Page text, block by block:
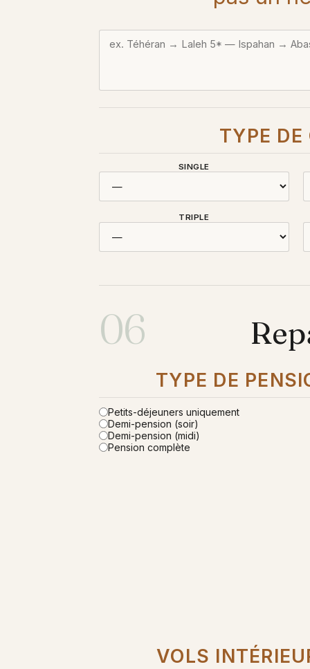
TYPE
SINGLE
TRIPLE
06
TYPE DE
Petits-déjeuners uniquement
Demi-pension (soir)
Demi-pension (midi)
Pension complète
VOLS